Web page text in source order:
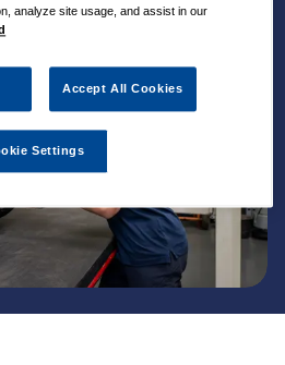
analyze site usage, and assist in our
Accept All Cookies
Settings